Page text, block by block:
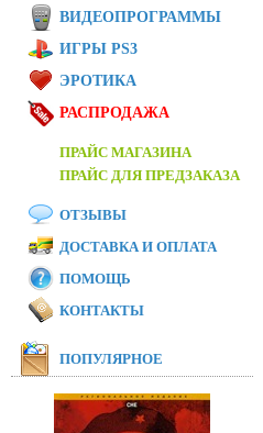
ВИДЕОПРОГРАММЫ
ИГРЫ PS3
ЭРОТИКА
РАСПРОДАЖА
ПРАЙС МАГАЗИНА
ПРАЙС ДЛЯ ПРЕДЗАКАЗА
ОТЗЫВЫ
ДОСТАВКА И ОПЛАТА
ПОМОЩЬ
КОНТАКТЫ
ПОПУЛЯРНОЕ